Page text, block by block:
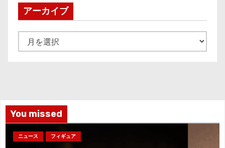
アーカイブ
ー
You missed
ニュース フィギュア